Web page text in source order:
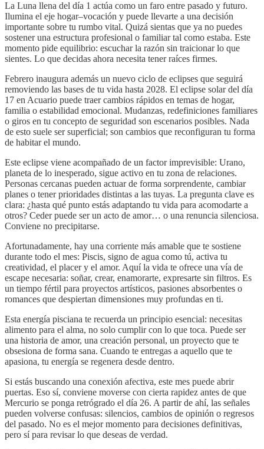
La Luna llena del día 1 actúa como un faro entre pasado y futuro.
Ilumina el eje hogar–vocación y puede llevarte a una decisión
importante sobre tu rumbo vital. Quizá sientas que ya no puedes
sostener una estructura profesional o familiar tal como estaba. Este
momento pide equilibrio: escuchar la razón sin traicionar lo que
sientes. Lo que decidas ahora necesita tener raíces firmes.
Febrero inaugura además un nuevo ciclo de eclipses que seguirá
removiendo las bases de tu vida hasta 2028. El eclipse solar del día
17 en Acuario puede traer cambios rápidos en temas de hogar,
familia o estabilidad emocional. Mudanzas, redefiniciones familiares
o giros en tu concepto de seguridad son escenarios posibles. Nada
de esto suele ser superficial; son cambios que reconfiguran tu forma
de habitar el mundo.
Este eclipse viene acompañado de un factor imprevisible: Urano,
planeta de lo inesperado, sigue activo en tu zona de relaciones.
Personas cercanas pueden actuar de forma sorprendente, cambiar
planes o tener prioridades distintas a las tuyas. La pregunta clave es
clara: ¿hasta qué punto estás adaptando tu vida para acomodarte a
otros? Ceder puede ser un acto de amor… o una renuncia silenciosa.
Conviene no precipitarse.
Afortunadamente, hay una corriente más amable que te sostiene
durante todo el mes: Piscis, signo de agua como tú, activa tu
creatividad, el placer y el amor. Aquí la vida te ofrece una vía de
escape necesaria: soñar, crear, enamorarte, expresarte sin filtros. Es
un tiempo fértil para proyectos artísticos, pasiones absorbentes o
romances que despiertan dimensiones muy profundas en ti.
Esta energía pisciana te recuerda un principio esencial: necesitas
alimento para el alma, no solo cumplir con lo que toca. Puede ser
una historia de amor, una creación personal, un proyecto que te
obsesiona de forma sana. Cuando te entregas a aquello que te
apasiona, tu energía se regenera desde dentro.
Si estás buscando una conexión afectiva, este mes puede abrir
puertas. Eso sí, conviene moverse con cierta rapidez antes de que
Mercurio se ponga retrógrado el día 26. A partir de ahí, las señales
pueden volverse confusas: silencios, cambios de opinión o regresos
del pasado. No es el mejor momento para decisiones definitivas,
pero sí para revisar lo que deseas de verdad.